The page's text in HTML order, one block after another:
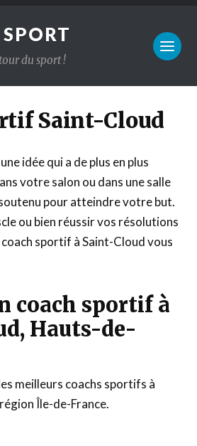
du sport !
Saint-Cloud
idée qui a de plus en plus
votre salon ou dans une salle
pour atteindre votre but.
ou bien réussir vos résolutions
coach sportif à Saint-Cloud vous
coach sportif à
Hauts-de-
meilleurs coachs sportifs à
Île-de-France.